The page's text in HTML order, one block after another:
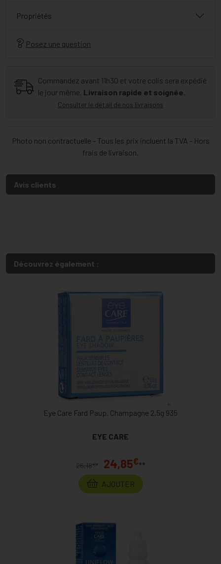
Propriétés
Posez une question
Commandez avant 11h30 et votre colis sera expédié
le jour même. Livraison rapide et soignée.
Consulter le détail de nos livraisons
Photo non contractuelle - Tous les prix incluent la TVA - Hors
frais de livraison.
Avis clients
Découvrez également :
Eye Care Fard Paup. Champagne 2,5g 935
EYE CARE
26,18€ * 24,85€**
AJOUTER